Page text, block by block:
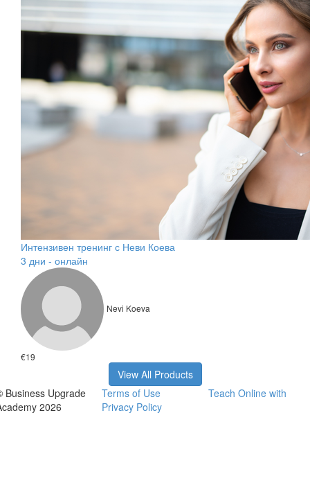
Интензивен тренинг с Неви Коева
3 дни - онлайн
Nevi Koeva
€19
View All Products
Business Upgrade
2026
Terms of Use
Privacy Policy
Teach Online with